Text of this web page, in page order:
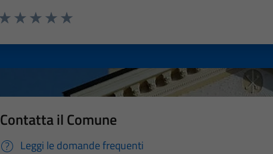
Contatta il Comune
Leggi le domande frequenti